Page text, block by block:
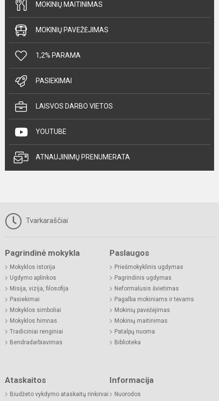
MOKINIŲ MAITINIMAS
MOKINIŲ PAVĖŽĖJIMAS
1,2% PARAMA
PASIEKIMAI
LAISVOS DARBO VIETOS
YOUTUBE
ATNAUJINIMŲ PRENUMERATA
Tvarkaraščiai
Pagrindinė mokykla
Mokyklos istorija
Ugdymo aplinkos
Misija, vizija, filosofija
Pasiekimai
Mokyklos simboliai
Mokyklos himnas
Tradiciniai renginiai
Bendradarbiavimas
Paslaugos
Priešmokyklinis ugdymas
Pagrindinis ugdymas
Neformalusis švietimas
Pagalba mokiniams ir tėvams
Mokinių pavėžėjimas
Mokinių maitinimas
Patalpų nuoma
Biblioteka
Ataskaitos
Biudžeto vykdymo ataskaitų rinkiniai
Informacija
Nuorodos